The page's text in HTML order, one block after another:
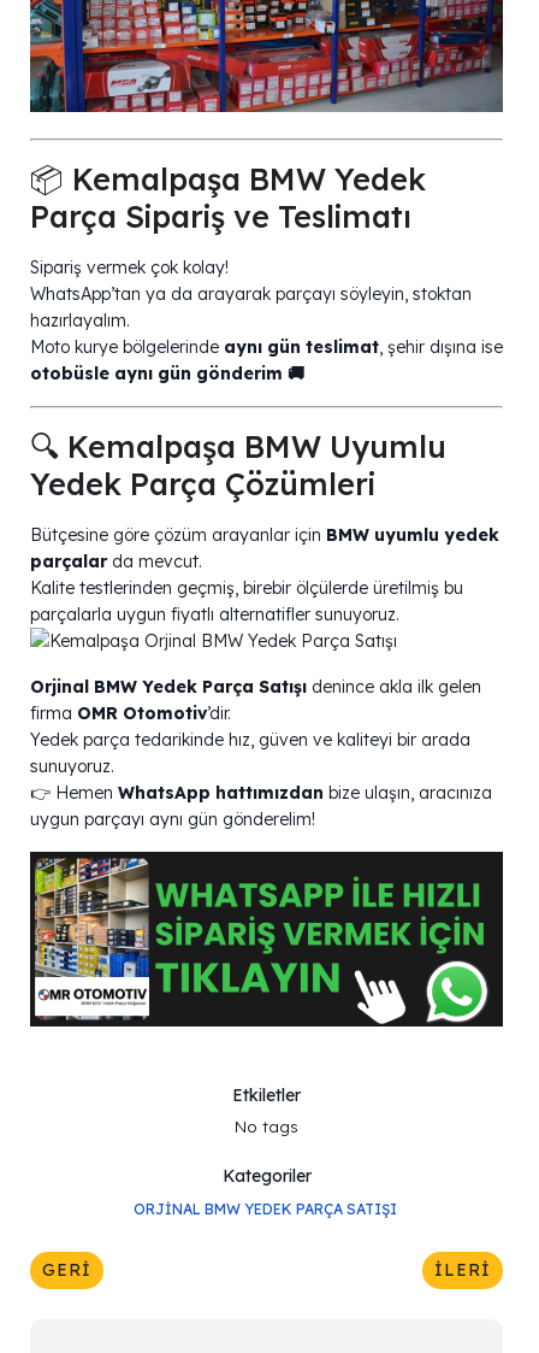
📦 Kemalpaşa BMW Yedek
Parça Sipariş ve Teslimatı
Sipariş vermek çok kolay!
WhatsApp’tan ya da arayarak parçayı söyleyin, stoktan
hazırlayalım.
Moto kurye bölgelerinde aynı gün teslimat , şehir dışına ise
otobüsle aynı gün gönderim 🚚
🔍 Kemalpaşa BMW Uyumlu
Yedek Parça Çözümleri
Bütçesine göre çözüm arayanlar için BMW uyumlu yedek
parçalarda mevcut.
Kalite testlerinden geçmiş, birebir ölçülerde üretilmiş bu
parçalarla uygun fiyatlı alternatifler sunuyoruz.
Orjinal BMW Yedek Parça Satışı denince akla ilk gelen
firma OMR Otomotiv’dir.
Yedek parça tedarikinde hız, güven ve kaliteyi bir arada
sunuyoruz.
👉 Hemen WhatsApp hattımızdan bize ulaşın, aracınıza
uygun parçayı aynı gün gönderelim!
Etkiletler
No tags
Kategoriler
ORJINAL BMW YEDEK PARÇA SATIŞI
GERI İLERI